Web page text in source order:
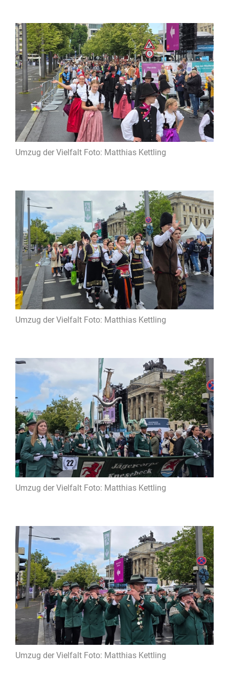
Umzug der Vielfalt Foto: Matthias Kettling
Umzug der Vielfalt Foto: Matthias Kettling
Umzug der Vielfalt Foto: Matthias Kettling
Umzug der Vielfalt Foto: Matthias Kettling